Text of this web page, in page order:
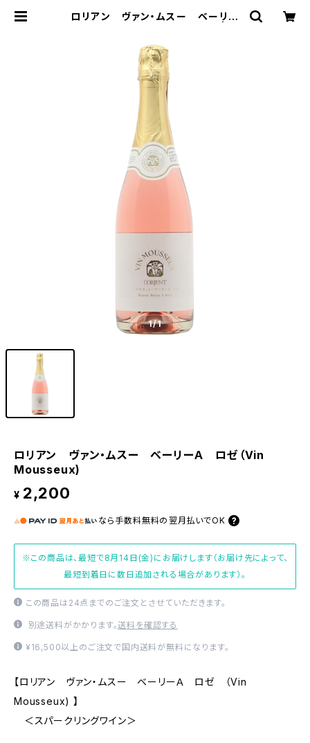
ロリアン ヴァン・ムスー ベーリー
1/1
ロリアン ヴァン・ムスー ベーリーＡ ロゼ（Vin
Mousseux)
¥ 2,200
なら 手数料無料の 翌月払いでOK
※この商品は、最短で8月14日(金)にお届けします（お届け先によって、
最短到着日に数日追加される場合があります）。
この商品は24点までのご注文とさせていただきます。
別途送料がかかります。送料を確認する
¥16,500以上のご注文で国内送料が無料になります。
【ロリアン ヴァン・ムスー ベーリーＡ ロゼ （Vin
Mousseux) 】
＜スパークリングワイン＞